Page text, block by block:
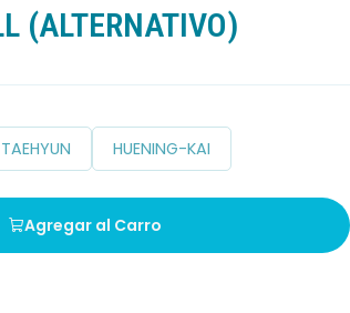
(ALTERNATIVO)
TAEHYUN HUENING-KAI
Agregar al Carro